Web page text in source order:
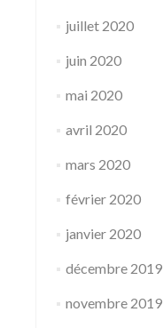
juillet 2020
juin 2020
mai 2020
avril 2020
mars 2020
février 2020
janvier 2020
décembre 2019
novembre 2019